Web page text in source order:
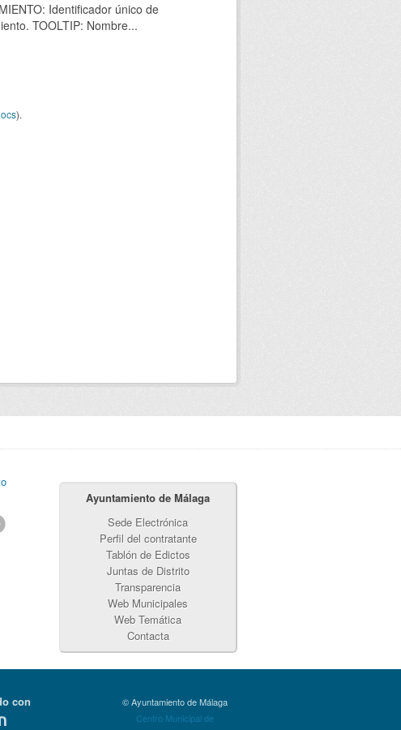
Identificador único de
TOOLTIP: Nombre...
).
Ayuntamiento de Málaga
Sede Electrónica
Perfil del contratante
Tablón de Edictos
Juntas de Distrito
Transparencia
Web Municipales
Web Temática
Contacta
con
© Ayuntamiento de Málaga
Centro Municipal de